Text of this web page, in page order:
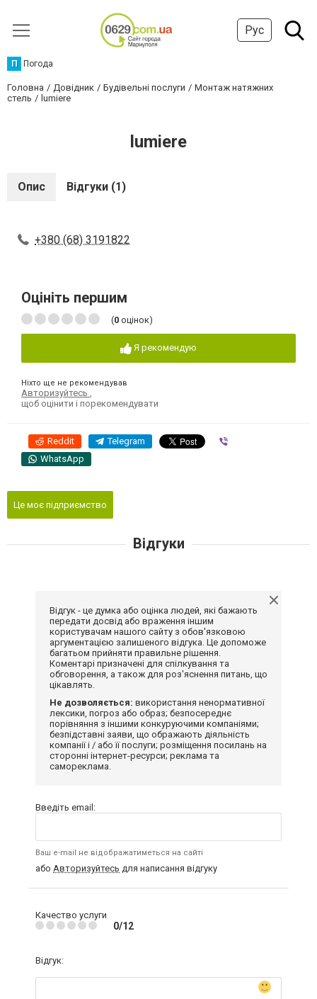
Рус
П Погода
Головна Довідник Будівельні послуги
Монтаж натяжних
стель
lumiere
lumiere
Опис Відгуки (1)
+380 (68) 3191822
Оцініть першим
(0 оцінок)
Я рекомендую
Ніхто ще не рекомендував
Авторизуйтесь
щоб оцінити і порекомендувати
Reddit Telegram
WhatsApp
Це моє підприємство
Відгуки
Відгук - це думка або оцінка людей, які бажають
передати досвід або враження іншим
користувачам нашого сайту з обов'язковою
аргументацією залишеного відгука. Це допоможе
багатьом прийняти правильне рішення.
Коментарі призначені для спілкування та
обговорення, а також для роз'яснення питань, що
цікавлять.
Не дозволяється: використання ненормативної
лексики, погроз або образ; безпосереднє
порівняння з іншими конкуруючими компаніями;
безпідставні заяви, що ображають діяльність
компанії і / або її послуги; розміщення посилань на
сторонні інтернет-ресурси; реклама та
самореклама.
Введіть email:
Ваш e-mail не відображатиметься на сайті
або Авторизуйтесь для написання відгуку
Качество услуги
0/12
Відгук: